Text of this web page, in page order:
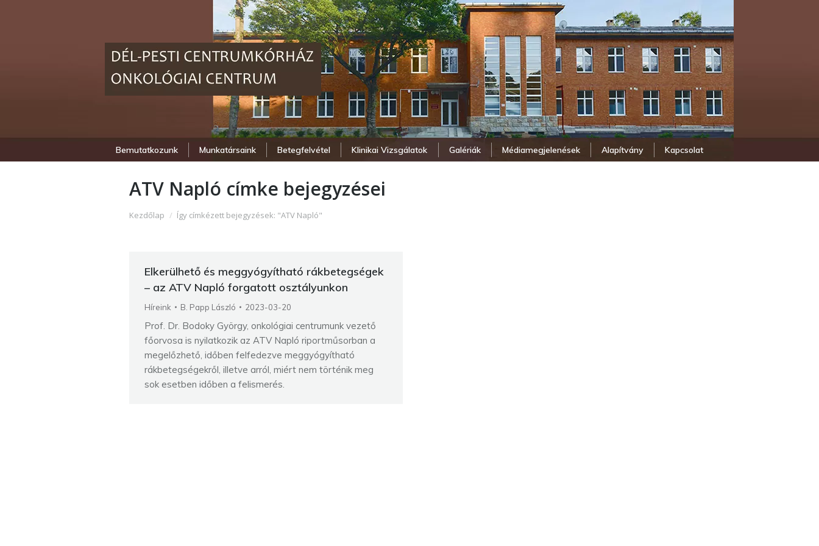
Bemutatkozunk Munkatársaink Betegfelvétel Klinikai Vizsgálatok Galériák Médiamegjelenések Alapítvány Kapcsolat
ATV Napló címke bejegyzései
Itt vagy:
Kezdőlap Így címkézett bejegyzések: "ATV Napló"
Elkerülhető és meggyógyítható rákbetegségek
– az ATV Napló forgatott osztályunkon
Híreink B. Papp László 2023-03-20
Prof. Dr. Bodoky György, onkológiai centrumunk vezető
főorvosa is nyilatkozik az ATV Napló riportműsorban a
megelőzhető, időben felfedezve meggyógyítható
rákbetegségekről, illetve arról, miért nem történik meg
sok esetben időben a felismerés.